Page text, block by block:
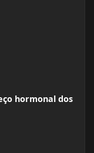
hormonal dos